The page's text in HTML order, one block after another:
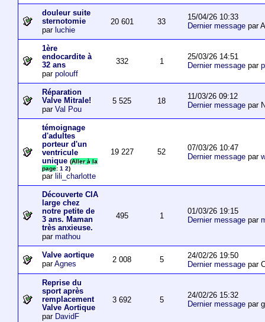
douleur suite
sternotomie
par luchie
20 601 33
15/04/26 10:33
Dernier messagepar
1ère
endocardite à
32 ans
par polouff
332 1
25/03/26 14:51
Dernier messagepar
Réparation
Valve Mitrale!
par Val Pou
5 525 18
11/03/26 09:12
Dernier messagepar
témoignage
d'adultes
porteur d'un
ventricule
unique (Aller à la
page: 1 2)
par lili_charlotte
19 227 52
07/03/26 10:47
Dernier messagepar
Découverte CIA
large chez
notre petite de
3 ans. Maman
très anxieuse.
par mathou
495 1
01/03/26 19:15
Dernier messagepar
Valve aortique
parAgnes 2 008 5
24/02/26 19:50
Dernier messagepar
Reprise du
sport après
remplacement
Valve Aortique
par DavidF
3 692 5
24/02/26 15:32
Dernier messagepar